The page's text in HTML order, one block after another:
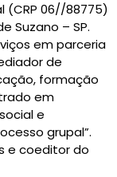
(CRP 06//88775)
Suzano – SP.
em parceria
de
formação
em
e
grupal”.
e coeditor do